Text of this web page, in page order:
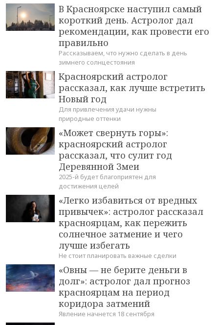
В Красноярске наступил самый
короткий день. Астролог дал
рекомендации, как провести его
правильно
Рассказываем, что нужно сделать в день
зимнего солнцестояния
Красноярский астролог
рассказал, как лучше встретить
Новый год
Для привлечения удачи нужны
природные оттенки
«Может свернуть горы»:
красноярский астролог
рассказал, что сулит год
Деревянной Змеи
2025-й будет благоприятен для
достижения целей
«Легко избавиться от вредных
привычек»: астролог рассказал
красноярцам, как пережить
солнечное затмение и чего
лучше избегать
Не стоит планировать важные сделки
«Овны — не берите деньги в
долг»: астролог дал прогноз
красноярцам на период
коридора затмений
Явление начнется 18 сентября